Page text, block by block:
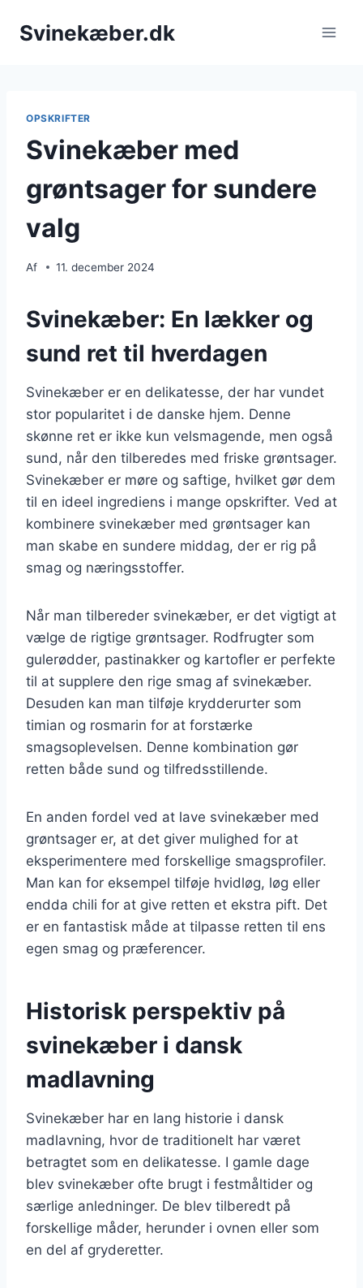
Svinekæber.dk
OPSKRIFTER
Svinekæber med
grøntsager for sundere
valg
Af 11. december 2024
Svinekæber: En lækker og
sund ret til hverdagen
Svinekæber er en delikatesse, der har vundet
stor popularitet i de danske hjem. Denne
skønne ret er ikke kun velsmagende, men også
sund, når den tilberedes med friske grøntsager.
Svinekæber er møre og saftige, hvilket gør dem
til en ideel ingrediens i mange opskrifter. Ved at
kombinere svinekæber med grøntsager kan
man skabe en sundere middag, der er rig på
smag og næringsstoffer.
Når man tilbereder svinekæber, er det vigtigt at
vælge de rigtige grøntsager. Rodfrugter som
gulerødder, pastinakker og kartofler er perfekte
til at supplere den rige smag af svinekæber.
Desuden kan man tilføje krydderurter som
timian og rosmarin for at forstærke
smagsoplevelsen. Denne kombination gør
retten både sund og tilfredsstillende.
En anden fordel ved at lave svinekæber med
grøntsager er, at det giver mulighed for at
eksperimentere med forskellige smagsprofiler.
Man kan for eksempel tilføje hvidløg, løg eller
endda chili for at give retten et ekstra pift. Det
er en fantastisk måde at tilpasse retten til ens
egen smag og præferencer.
Historisk perspektiv på
svinekæber i dansk
madlavning
Svinekæber har en lang historie i dansk
madlavning, hvor de traditionelt har været
betragtet som en delikatesse. I gamle dage
blev svinekæber ofte brugt i festmåltider og
særlige anledninger. De blev tilberedt på
forskellige måder, herunder i ovnen eller som
en del af gryderetter.